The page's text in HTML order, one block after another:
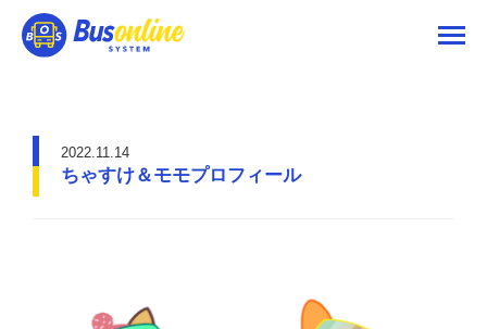
2022.11.14
ちゃすけ＆モモプロフィール